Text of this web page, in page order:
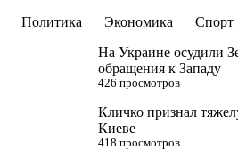
Политика Экономика Спорт
На Украине осудили
обращения к Западу
426 просмотров
Кличко признал
Киеве
418 просмотров